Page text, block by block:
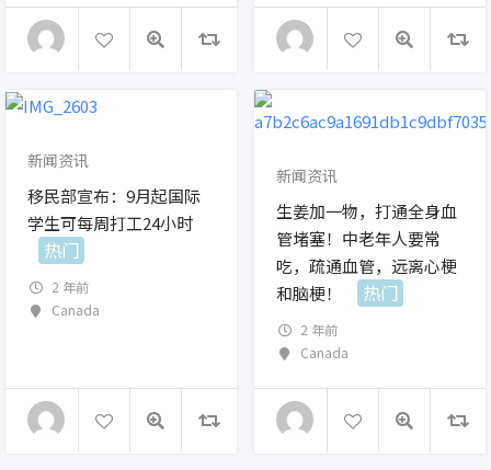
新闻资讯
移民部宣布：9月起国际
学生可每周打工24小时
热门
2 年前
Canada
新闻资讯
生姜加一物，打通全身血
管堵塞！中老年人要常
吃，疏通血管，远离心梗
和脑梗！
热门
2 年前
Canada